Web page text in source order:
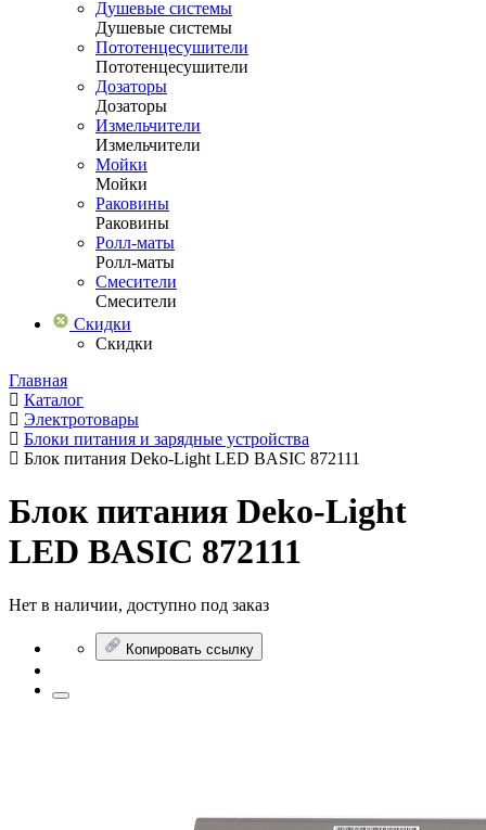
Душевые системы
Душевые системы
Пототенцесушители
Пототенцесушители
Дозаторы
Дозаторы
Измельчители
Измельчители
Мойки
Мойки
Раковины
Раковины
Ролл-маты
Ролл-маты
Смесители
Смесители
Скидки
Скидки
Главная
Каталог
Электротовары
Блоки питания и зарядные устройства
Блок питания Deko-Light LED BASIC 872111
Блок питания Deko-Light
LED BASIC 872111
Нет в наличии, доступно под заказ
Копировать ссылку